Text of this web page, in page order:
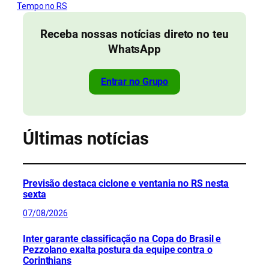
Tempo no RS
Receba nossas notícias direto no teu
WhatsApp
Entrar no Grupo
Últimas notícias
Previsão destaca ciclone e ventania no RS nesta
sexta
07/08/2026
Inter garante classificação na Copa do Brasil e
Pezzolano exalta postura da equipe contra o
Corinthians